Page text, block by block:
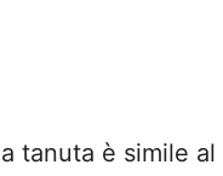
tanuta è simile al